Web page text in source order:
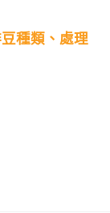
種類、處理